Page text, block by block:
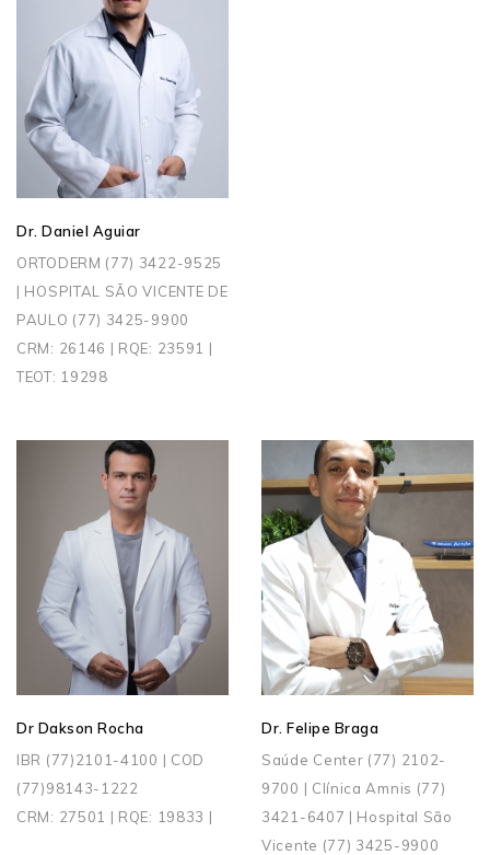
Dr. Daniel Aguiar
ORTODERM (77) 3422-9525
| HOSPITAL SÃO VICENTE DE
PAULO (77) 3425-9900
CRM: 26146 | RQE: 23591 |
TEOT: 19298
Dr Dakson Rocha
IBR (77)2101-4100 | COD
(77)98143-1222
CRM: 27501 | RQE: 19833 |
Dr. Felipe Braga
Saúde Center (77) 2102-
9700 | Clínica Amnis (77)
3421-6407 | Hospital São
Vicente (77) 3425-9900